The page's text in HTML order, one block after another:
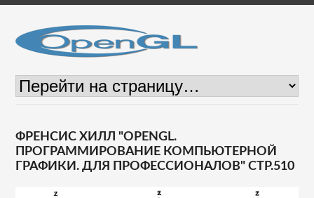
ФРЕНСИС ХИЛЛ "OPENGL.
ПРОГРАММИРОВАНИЕ КОМПЬЮТЕРНОЙ
ГРАФИКИ. ДЛЯ ПРОФЕССИОНАЛОВ" СТР.510